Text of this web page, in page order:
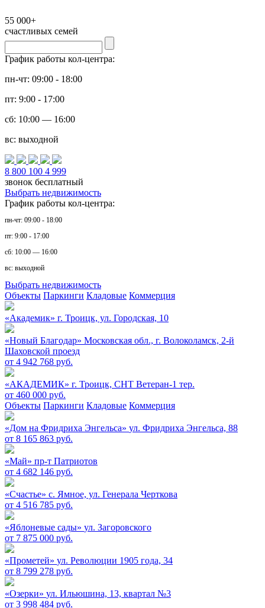
55 000+
счастливых семей
График работы кол-центра:
пн-чт: 09:00 - 18:00
пт: 9:00 - 17:00
сб: 10:00 — 16:00
вс: выходной
8 800 100 4 999
звонок бесплатный
Выбрать недвижимость
График работы кол-центра:
пн-чт: 09:00 - 18:00
пт: 9:00 - 17:00
сб: 10:00 — 16:00
вс: выходной
Выбрать недвижимость
Объекты Паркинги Кладовые Коммерция
«Академик» г. Троицк, ул. Городская, 10
«Новый Благодар» Московская обл., г. Волоколамск, 2-й
Шаховской проезд
от 4 942 768 руб.
«АКАДЕМИК» г. Троицк, СНТ Ветеран-1 тер.
от 460 000 руб.
Объекты Паркинги Кладовые Коммерция
«Дом на Фридриха Энгельса» ул. Фридриха Энгельса, 88
от 8 165 863 руб.
«Май» пр-т Патриотов
от 4 682 146 руб.
«Счастье» c. Ямное, ул. Генерала Черткова
от 4 516 785 руб.
«Яблоневые сады» ул. Загоровского
от 7 875 000 руб.
«Прометей» ул. Революции 1905 года, 34
от 8 799 278 руб.
«Озерки» ул. Ильюшина, 13, квартал №3
от 3 998 484 руб.